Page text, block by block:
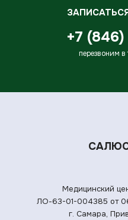
+7
перезвоним в
Медицинский
ЛО-63-01-004385 от
г. Самара,